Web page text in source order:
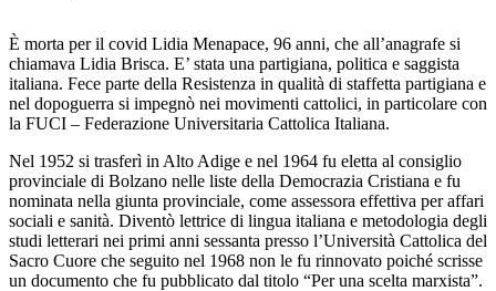
È morta per il covid Lidia Menapace, 96 anni, che all’anagrafe si
chiamava Lidia Brisca. E’ stata una partigiana, politica e saggista
italiana. Fece parte della Resistenza in qualità di staffetta partigiana e
nel dopoguerra si impegnò nei movimenti cattolici, in particolare con
la FUCI – Federazione Universitaria Cattolica Italiana.
Nel 1952 si trasferì in Alto Adige e nel 1964 fu eletta al consiglio
provinciale di Bolzano nelle liste della Democrazia Cristiana e fu
nominata nella giunta provinciale, come assessora effettiva per affari
sociali e sanità. Diventò lettrice di lingua italiana e metodologia degli
studi letterari nei primi anni sessanta presso l’Università Cattolica del
Sacro Cuore che seguito nel 1968 non le fu rinnovato poiché scrisse
un documento che fu pubblicato dal titolo “Per una scelta marxista”.